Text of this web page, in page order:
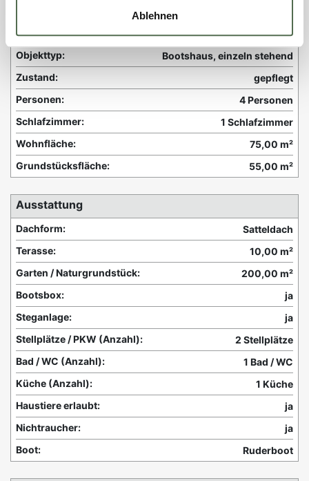
Ablehnen
Objektinformationen:
Objekttyp:
Bootshaus, einzeln stehend
Zustand:
gepflegt
Personen:
4 Personen
Schlafzimmer:
1 Schlafzimmer
Wohnfläche:
75,00 m²
Grundstücksfläche:
55,00 m²
Ausstattung
Dachform:
Satteldach
Terasse:
10,00 m²
Garten / Naturgrundstück:
200,00 m²
Bootsbox:
ja
Steganlage:
ja
Stellplätze / PKW (Anzahl):
2 Stellplätze
Bad / WC (Anzahl):
1 Bad / WC
Küche (Anzahl):
1 Küche
Haustiere erlaubt:
ja
Nichtraucher:
ja
Boot:
Ruderboot